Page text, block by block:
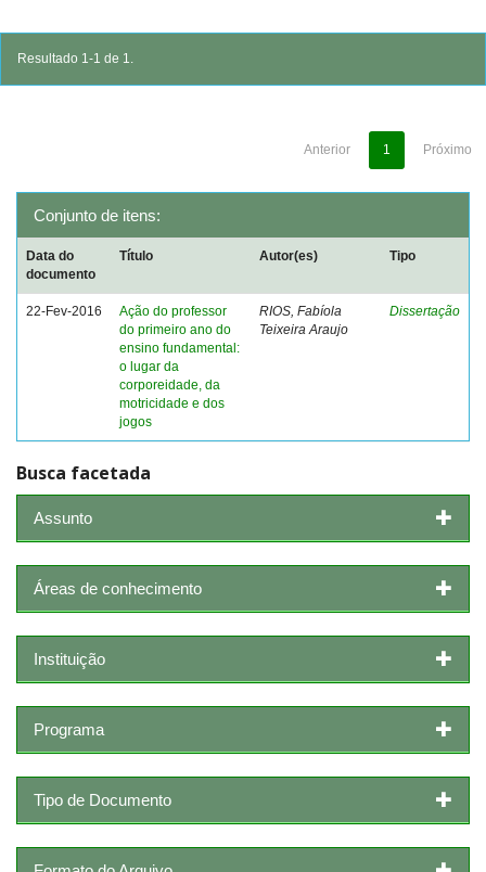
Resultado 1-1 de 1.
Anterior 1 Próximo
Conjunto de itens:
Data do
documento
Título Autor(es) Tipo
22-Fev-2016
Ação do professor
do primeiro ano do
ensino fundamental:
o lugar da
corporeidade, da
motricidade e dos
jogos
RIOS, Fabíola
Teixeira Araujo
Dissertação
Busca facetada
Assunto
Áreas de conhecimento
Instituição
Programa
Tipo de Documento